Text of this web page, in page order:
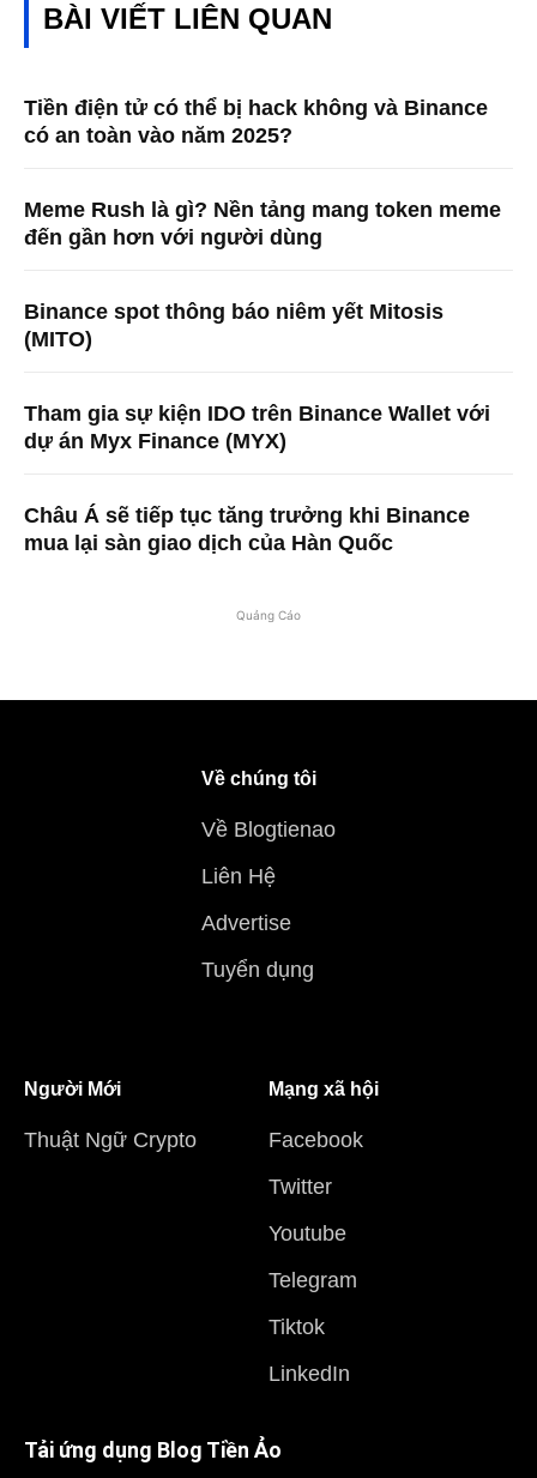
BÀI VIẾT LIÊN QUAN
Tiền điện tử có thể bị hack không và Binance
có an toàn vào năm 2025?
Meme Rush là gì? Nền tảng mang token meme
đến gần hơn với người dùng
Binance spot thông báo niêm yết Mitosis
(MITO)
Tham gia sự kiện IDO trên Binance Wallet với
dự án Myx Finance (MYX)
Châu Á sẽ tiếp tục tăng trưởng khi Binance
mua lại sàn giao dịch của Hàn Quốc
Quảng Cáo
Về chúng tôi
Về Blogtienao
Liên Hệ
Advertise
Tuyển dụng
Người Mới
Thuật Ngữ Crypto
Mạng xã hội
Facebook
Twitter
Youtube
Telegram
Tiktok
LinkedIn
Tải ứng dụng Blog Tiền Ảo